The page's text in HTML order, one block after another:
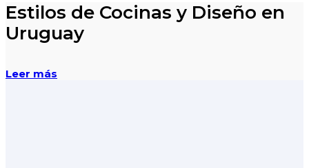
Estilos de Cocinas y Diseño en
Uruguay
Leer más